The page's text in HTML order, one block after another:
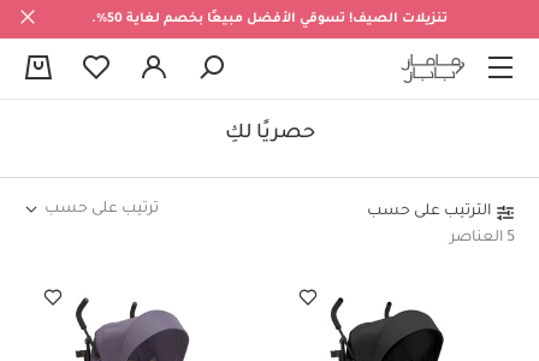
تنزيلات الصيف! تسوقي الأفضل مبيعًا بخصم لغاية 50%.
حصريًا لكِ
الترتيب على حسب
5 العناصر
ترتيب على حسب